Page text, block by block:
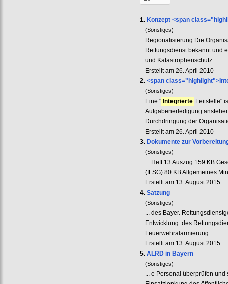
1. Konzept <span
(Sonstiges)
Regionalisierung Die
Rettungsdienst bekannt und
und Katastrophenschutz ...
Erstellt am 26. April 2010
2.<span
(Sonstiges)
Eine " Integrierte Leitstelle"
Aufgabenerledigung
Durchdringung der
Erstellt am 26. April 2010
3. Dokumente zur
(Sonstiges)
... Heft 13 Auszug 159 KB
(ILSG) 80 KB Allgemeines
Erstellt am 13. August 2015
4.Satzung
(Sonstiges)
... des Bayer.
Entwicklung des
Feuerwehralarmierung ...
Erstellt am 13. August 2015
5.ÄLRD in Bayern
(Sonstiges)
... e Personal überprüfen